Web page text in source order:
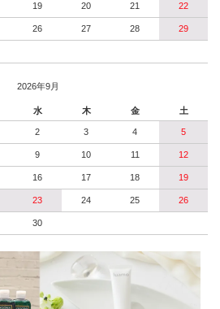
19 20 21 22
26 27 28 29
2026年9月
水 木 金 土
2 3 4 5
9 10 11 12
16 17 18 19
23 24 25 26
30